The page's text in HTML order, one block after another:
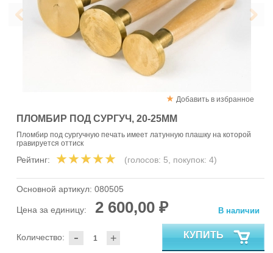
Добавить в избранное
ПЛОМБИР ПОД СУРГУЧ, 20-25ММ
Пломбир под сургучную печать имеет латунную плашку на которой
гравируется оттиск
Рейтинг: (голосов: 5, покупок: 4)
Основной артикул: 080505
Цена за единицу: 2 600,00 ₽
- +
Количество:
В наличии
КУПИТЬ